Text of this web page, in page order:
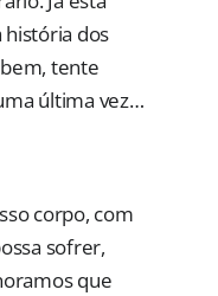
história dos
tente
última vez…
corpo, com
sofrer,
que